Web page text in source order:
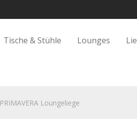
Tische & Stühle Lounges
PRIMAVERA Loungeliege